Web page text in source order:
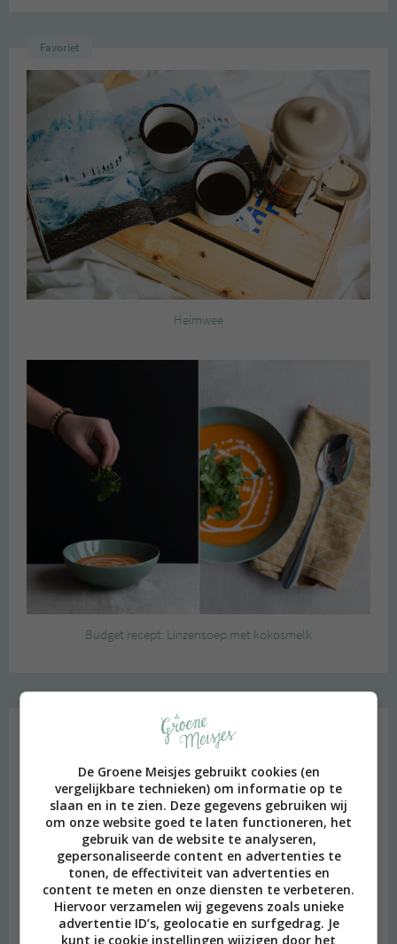
Favoriet
Heimwee
Budget recept: Linzensoep met kokosmelk
De Groene Meisjes gebruikt cookies (en
vergelijkbare technieken) om informatie op te
slaan en in te zien. Deze gegevens gebruiken wij
om onze website goed te laten functioneren, het
gebruik van de website te analyseren,
gepersonaliseerde content en advertenties te
tonen, de effectiviteit van advertenties en
content te meten en onze diensten te verbeteren.
Hiervoor verzamelen wij gegevens zoals unieke
advertentie ID’s, geolocatie en surfgedrag. Je
kunt je cookie instellingen wijzigen door het